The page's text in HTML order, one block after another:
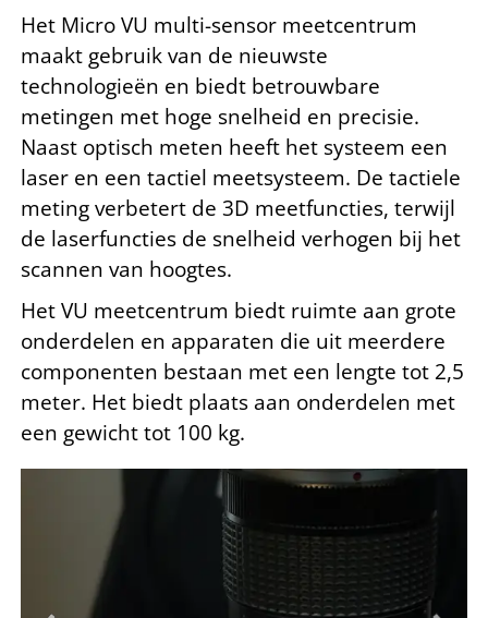
Het Micro VU multi-sensor meetcentrum
maakt gebruik van de nieuwste
technologieën en biedt betrouwbare
metingen met hoge snelheid en precisie.
Naast optisch meten heeft het systeem een
laser en een tactiel meetsysteem. De tactiele
meting verbetert de 3D meetfuncties, terwijl
de laserfuncties de snelheid verhogen bij het
scannen van hoogtes.
Het VU meetcentrum biedt ruimte aan grote
onderdelen en apparaten die uit meerdere
componenten bestaan met een lengte tot 2,5
meter. Het biedt plaats aan onderdelen met
een gewicht tot 100 kg.